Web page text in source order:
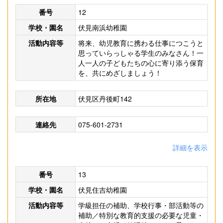
番号
12
学校・園名
伏見南浜幼稚園
活動内容等
将来、幼児教育に携わる仕事につこうと
思っていらっしゃる学生のみなさん！一
人一人の子どもたちの心に寄り添う保育
を、共にめざしましょう！
所在地 伏見区丹後町142
連絡先 075-601-2731
詳細を表示
番号
13
学校・園名
伏見住吉幼稚園
活動内容等
学級担任の補助、学校行事・部活動等の
補助／特別な教育的支援の必要な児童・